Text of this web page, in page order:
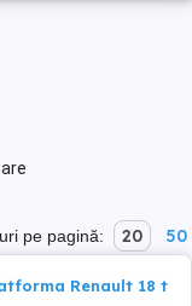
pe pagină: 20 50
Renault 18 t